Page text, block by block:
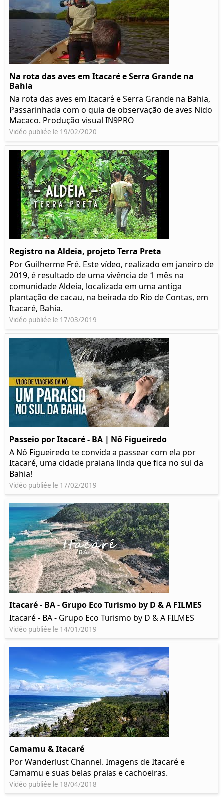
Na rota das aves em Itacaré e Serra Grande na
Bahia
Na rota das aves em Itacaré e Serra Grande na Bahia,
Passarinhada com o guia de observação de aves Nido
Macaco. Produção visual IN9PRO
Vidéo publiée le 19/02/2020
Registro na Aldeia, projeto Terra Preta
Por Guilherme Fré. Este vídeo, realizado em janeiro de
2019, é resultado de uma vivência de 1 mês na
comunidade Aldeia, localizada em uma antiga
plantação de cacau, na beirada do Rio de Contas, em
Itacaré, Bahia.
Vidéo publiée le 17/03/2019
Passeio por Itacaré - BA | Nô Figueiredo
A Nô Figueiredo te convida a passear com ela por
Itacaré, uma cidade praiana linda que fica no sul da
Bahia!
Vidéo publiée le 17/02/2019
Itacaré - BA - Grupo Eco Turismo by D & A FILMES
Itacaré - BA - Grupo Eco Turismo by D & A FILMES
Vidéo publiée le 14/01/2019
Camamu & Itacaré
Por Wanderlust Channel. Imagens de Itacaré e
Camamu e suas belas praias e cachoeiras.
Vidéo publiée le 18/04/2018